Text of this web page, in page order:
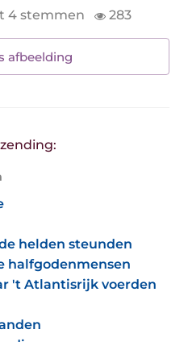
4 stemmen 283
afbeelding
helden steunden
halfgodenmensen
't Atlantisrijk voerden